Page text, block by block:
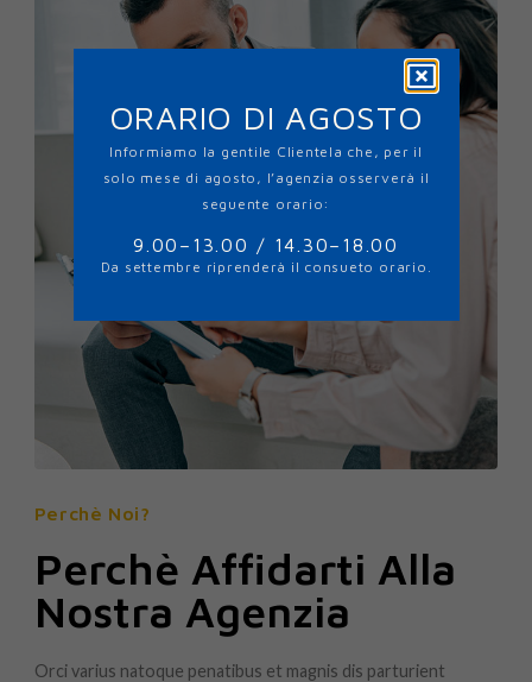
Perchè Noi?
Perchè Affidarti Alla
Nostra Agenzia
Orci varius natoque penatibus et magnis dis parturient
ORARIO DI AGOSTO
Informiamo la gentile Clientela che, per il
solo mese di agosto, l’agenzia osserverà il
seguente orario:
9.00–13.00 / 14.30–18.00
Da settembre riprenderà il consueto orario.